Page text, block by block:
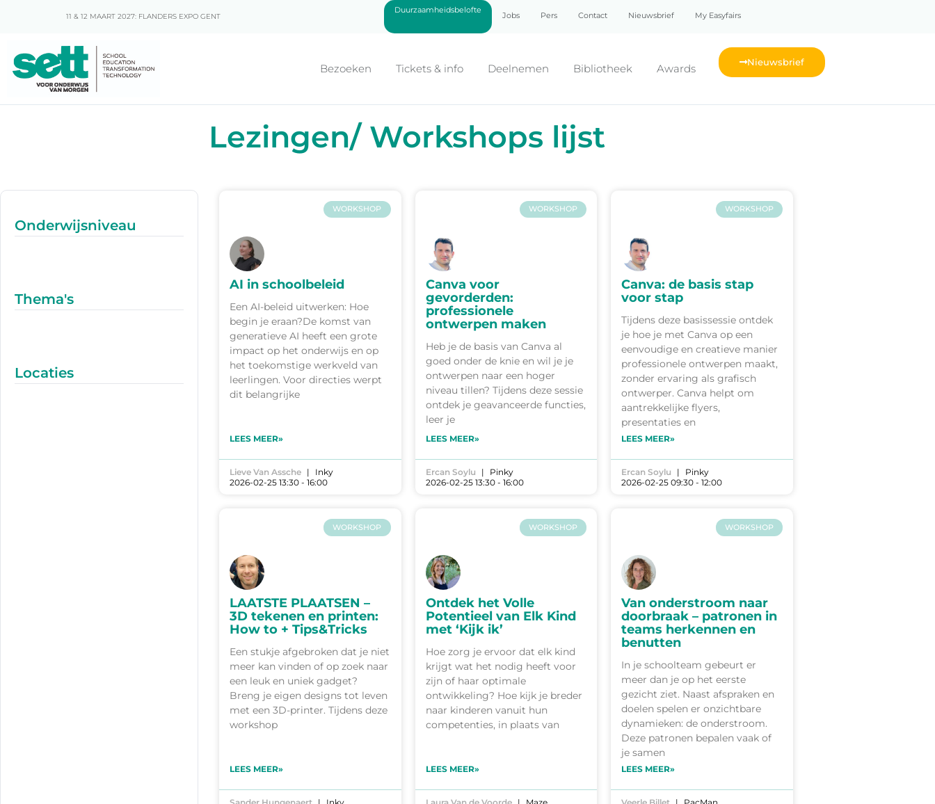
11 & 12 MAART 2027: FLANDERS EXPO GENT
Duurzaamheidsbelofte
Jobs Pers Contact Nieuwsbrief My Easyfairs
Bezoeken Tickets & info Deelnemen Bibliotheek Awards
Nieuwsbrief
Lezingen/ Workshops lijst
Onderwijsniveau
Thema's
Locaties
WORKSHOP
AI in schoolbeleid
Een AI-beleid uitwerken: Hoe
begin je eraan?De komst van
generatieve AI heeft een grote
impact op het onderwijs en op
het toekomstige werkveld van
leerlingen. Voor directies werpt
dit belangrijke
LEES MEER»
Lieve Van Assche
Inky
2026-02-25 13:30 - 16:00
WORKSHOP
Canva voor
gevorderden:
professionele
ontwerpen maken
Heb je de basis van Canva al
goed onder de knie en wil je je
ontwerpen naar een hoger
niveau tillen? Tijdens deze sessie
ontdek je geavanceerde functies,
leer je
LEES MEER»
Ercan Soylu
Pinky
2026-02-25 13:30 - 16:00
WORKSHOP
Canva: de basis stap
voor stap
Tijdens deze basissessie ontdek
je hoe je met Canva op een
eenvoudige en creatieve manier
professionele ontwerpen maakt,
zonder ervaring als grafisch
ontwerper. Canva helpt om
aantrekkelijke flyers,
presentaties en
LEES MEER»
Ercan Soylu
Pinky
2026-02-25 09:30 - 12:00
WORKSHOP
LAATSTE PLAATSEN –
3D tekenen en printen:
How to + Tips&Tricks
Een stukje afgebroken dat je niet
meer kan vinden of op zoek naar
een leuk en uniek gadget?
Breng je eigen designs tot leven
met een 3D-printer. Tijdens deze
workshop
LEES MEER»
WORKSHOP
Ontdek het Volle
Potentieel van Elk Kind
met ‘Kijk ik’
Hoe zorg je ervoor dat elk kind
krijgt wat het nodig heeft voor
zijn of haar optimale
ontwikkeling? Hoe kijk je breder
naar kinderen vanuit hun
competenties, in plaats van
LEES MEER»
WORKSHOP
Van onderstroom naar
doorbraak – patronen in
teams herkennen en
benutten
In je schoolteam gebeurt er
meer dan je op het eerste
gezicht ziet. Naast afspraken en
doelen spelen er onzichtbare
dynamieken: de onderstroom.
Deze patronen bepalen vaak of
je samen
LEES MEER»